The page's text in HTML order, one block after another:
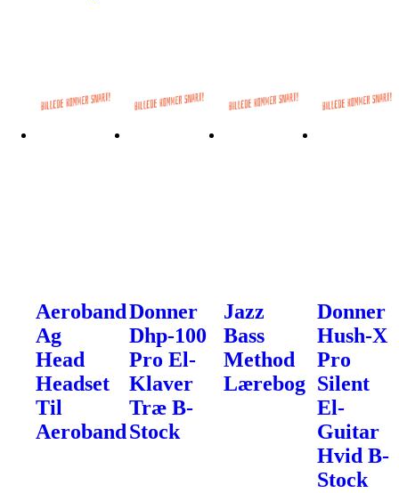
Aeroband
Ag
Head
Headset
Til
Aeroband
Donner
Dhp-100
Pro El-
Klaver
Træ B-
Stock
Jazz
Bass
Method
Lærebog
Donner
Hush-X
Pro
Silent
El-
Guitar
Hvid B-
Stock